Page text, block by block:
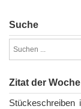
Suche
Zitat der Woche